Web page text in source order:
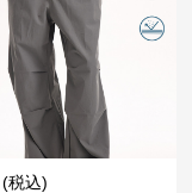
(税込)